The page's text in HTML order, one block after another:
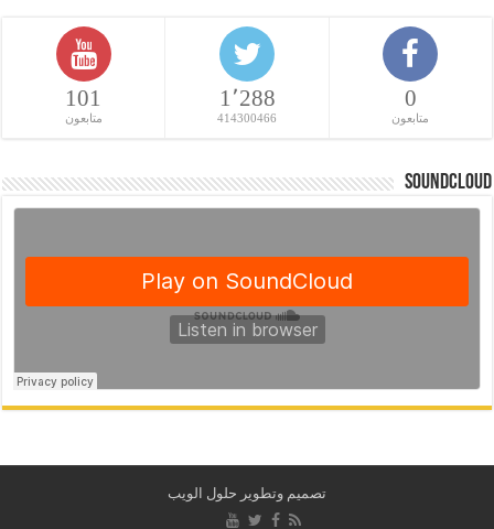
0
متابعون
1٬288
414300466
101
متابعون
SoundCloud
تصميم وتطوير حلول الويب